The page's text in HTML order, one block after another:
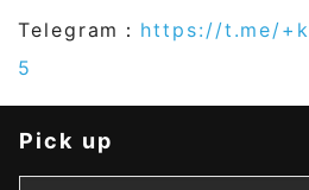
Telegram： https://t.me/
5
Pick up